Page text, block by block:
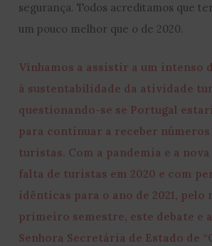
segurança. Todos acreditamos que
um pouco melhor que o de 2020.
Vínhamos a assistir a um intenso
à sustentabilidade da atividade
questionando-se se Portugal
para continuar a receber números
turistas. Com a pandemia e a
falta de turistas em 2020 e com
idênticas para o ano de 2021, pelo
primeiro semestre, este debate e
Senhora Secretária de Estado de